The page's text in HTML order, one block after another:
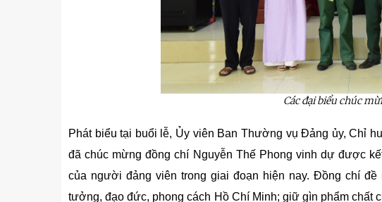
Các đại biểu chúc
Phát biểu tại buổi lễ, Ủy viên Ban Thường vụ Đảng ủy, Chỉ
đã chúc mừng đồng chí Nguyễn Thế Phong vinh dự được
của người đảng viên trong giai đoạn hiện nay. Đồng chí
tưởng, đạo đức, phong cách Hồ Chí Minh; giữ gìn phẩm chất